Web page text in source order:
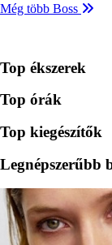
Még több Boss
Top ékszerek
Top órák
Top kiegészítők
Legnépszerűbb